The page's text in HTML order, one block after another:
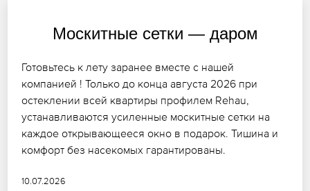
Москитные сетки — даром
Готовьтесь к лету заранее вместе с нашей
компанией ! Только до конца августа 2026 при
остеклении всей квартиры профилем Rehau,
устанавливаются усиленные москитные сетки на
каждое открывающееся окно в подарок. Тишина и
комфорт без насекомых гарантированы.
10.07.2026